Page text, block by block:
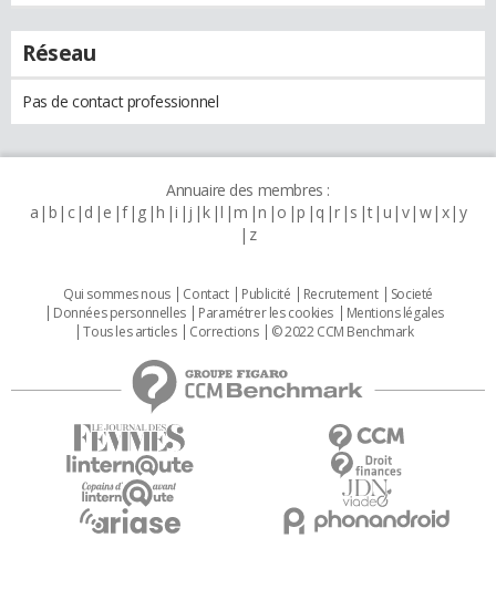
Réseau
Pas de contact professionnel
Annuaire des membres :
a b c d e f g h i j k l m n o p q r s t u v w x y
z
Qui sommes nous Contact Publicité Recrutement
Societé
Données personnelles
Paramétrer les cookies
Mentions légales
Tous les articles
Corrections © 2022 CCM Benchmark